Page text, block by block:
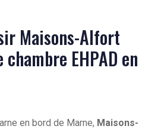
Maisons-Alfort
EHPAD en
en bord de Marne, Maisons-